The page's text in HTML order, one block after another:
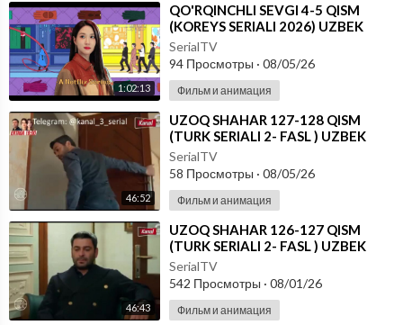
1:02:13
⁣⁣QO'RQINCHLI SEVGI 4-5 QISM
(KOREYS SERIALI 2026) UZBEK
TILIDA
SerialTV
94 Просмотры · 08/05/26
Фильм и анимация
46:52
⁣UZOQ SHAHAR 127-128 QISM
(TURK SERIALI 2- FASL ) UZBEK
TILIDA
SerialTV
58 Просмотры · 08/05/26
Фильм и анимация
46:43
⁣UZOQ SHAHAR 126-127 QISM
(TURK SERIALI 2- FASL ) UZBEK
TILIDA
SerialTV
542 Просмотры · 08/01/26
Фильм и анимация